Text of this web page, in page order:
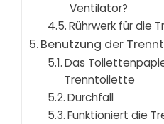
Ventilator?
Rührwerk für die
Benutzung der
Das
Trenntoilette
Durchfall
Funktioniert die